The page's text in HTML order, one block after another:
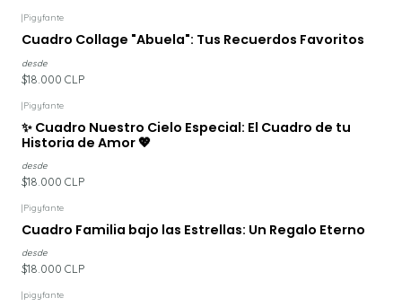
|Pigyfante
Cuadro Collage "Abuela": Tus Recuerdos Favoritos
desde
$18.000 CLP
|Pigyfante
✨ Cuadro Nuestro Cielo Especial: El Cuadro de tu
Historia de Amor 💖
desde
$18.000 CLP
|Pigyfante
Cuadro Familia bajo las Estrellas: Un Regalo Eterno
desde
$18.000 CLP
|pigyfante